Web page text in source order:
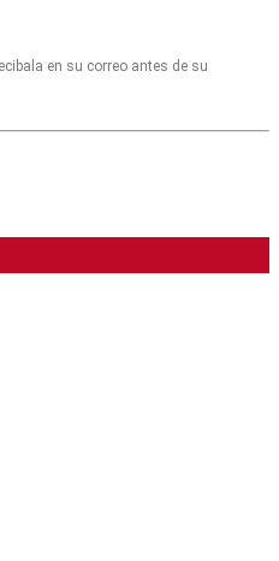
en su correo antes de su